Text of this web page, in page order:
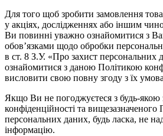
Для того щоб зробити замовлення
у акціях, дослідженнях або іншим
Ви повинні уважно ознайомитися з
обов’язками щодо обробки
в ст. 8 З.У. «Про захист персональних
ознайомитися з даною Політикою
висловити свою повну згоду з їх
Якщо Ви не погоджуєтеся з будь-якою
конфіденційності та
персональних даних, будь ласка, не
інформацію.